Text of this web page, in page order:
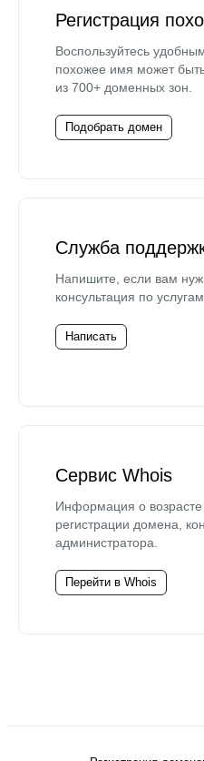
Регистрация
Воспользуйтесь
похожее имя может
из 700+ доменных зон.
Подобрать домен
Служба
Напишите, если вам
консультация по услугам.
Написать
Сервис Whois
Информация о возрасте
регистрации домена,
администратора.
Перейти в Whois